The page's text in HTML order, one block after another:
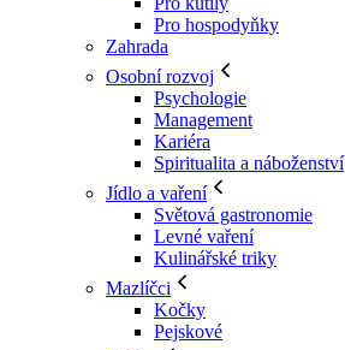
Pro hospodyňky
Zahrada
Osobní rozvoj
Psychologie
Management
Kariéra
Spiritualita a náboženství
Jídlo a vaření
Světová gastronomie
Levné vaření
Kulinářské triky
Mazlíčci
Kočky
Pejskové